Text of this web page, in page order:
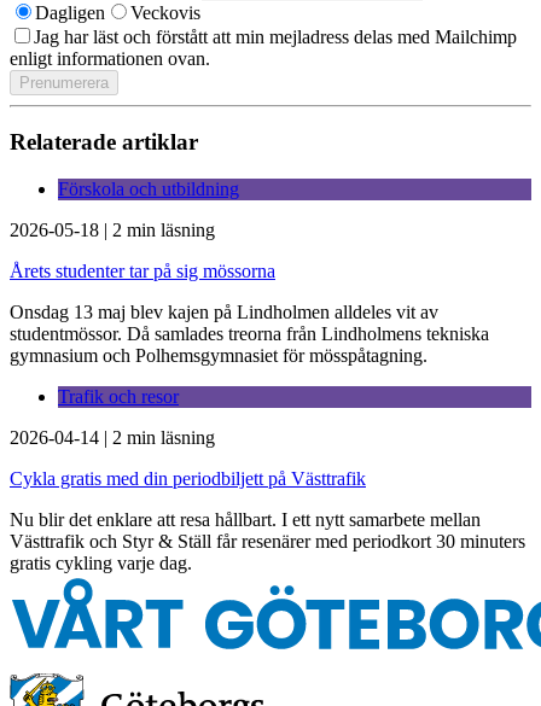
Dagligen
Veckovis
Jag har läst och förstått att min mejladress delas med Mailchimp
enligt informationen ovan.
Relaterade artiklar
Förskola och utbildning
2026-05-18 | 2 min läsning
Årets studenter tar på sig mössorna
Onsdag 13 maj blev kajen på Lindholmen alldeles vit av
studentmössor. Då samlades treorna från Lindholmens tekniska
gymnasium och Polhemsgymnasiet för mösspåtagning.
Trafik och resor
2026-04-14 | 2 min läsning
Cykla gratis med din periodbiljett på Västtrafik
Nu blir det enklare att resa hållbart. I ett nytt samarbete mellan
Västtrafik och Styr & Ställ får resenärer med periodkort 30 minuters
gratis cykling varje dag.